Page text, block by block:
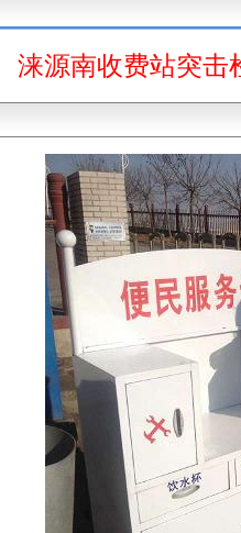
涞源南收费站突击